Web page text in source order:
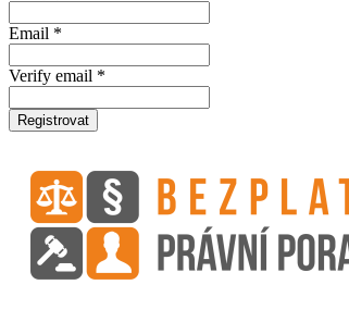
Email *
Verify email *
Registrovat